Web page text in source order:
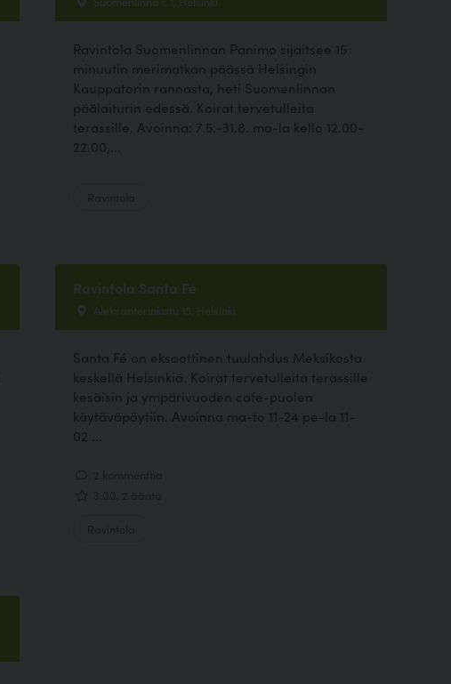
Ravintola Suomenlinnan Panimo sijaitsee 15
minuutin merimatkan päässä Helsingin
Kauppatorin rannasta, heti Suomenlinnan
päälaiturin edessä. Koirat tervetulleita
terassille. Avoinna: 7.5.-31.8. ma-la kello 12.00-
22.00,...
Ravintola Santa Fe
Aleksanterinkatu 15, Helsinki
Santa Fé on eksoottinen tuulahdus Meksikosta
keskellä Helsinkiä. Koirat tervetulleita terassille
kesäisin ja ympärivuoden cafe-puolen
käytäväpöytiin. Avoinna ma-to 11-24 pe-la 11-
02 ...